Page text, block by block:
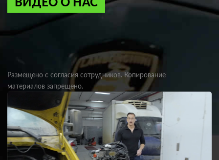
Размещено с согласия сотрудников. Копирование
материалов запрещено.